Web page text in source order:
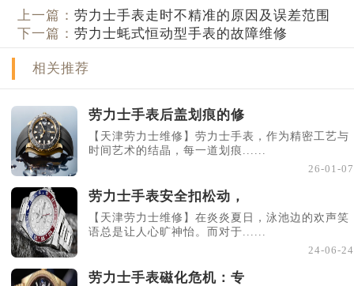
上一篇：劳力士手表走时不精准的原因及误差范围
下一篇：劳力士蚝式恒动型手表的故障维修
相关推荐
劳力士手表后盖划痕的修
【天津劳力士维修】劳力士手表，作为精密工艺与
时间艺术的结晶，每一道划痕......
26-01-07
劳力士手表安全扣松动，
【天津劳力士维修】在炎炎夏日，泳池边的欢声笑
语总是让人心旷神怡。而对于......
24-06-24
劳力士手表磁化危机：专